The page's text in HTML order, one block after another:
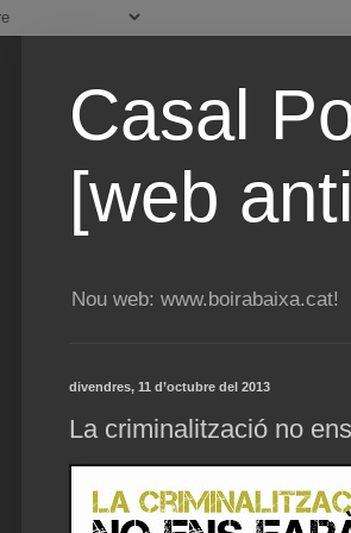
Casal
[web
Nou web: www.boirabaixa.cat!
divendres, 11 d’octubre del 2013
La criminalització no